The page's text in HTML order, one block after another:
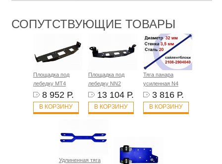
СОПУТСТВУЮЩИЕ ТОВАРЫ
Площадка под
лебедку MT4
8 952 Р.
В КОРЗИНУ
Площадка под
лебедку NN2
13 104 Р.
В КОРЗИНУ
Тяга панара
усиленная N4
3 816 Р.
В КОРЗИНУ
Удлиненная тяга